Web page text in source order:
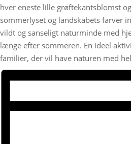
hver eneste lille grøftekantsblomst
sommerlyset og landskabets farver
vildt og sanseligt naturminde med
længe efter sommeren. En ideel
familier, der vil have naturen med